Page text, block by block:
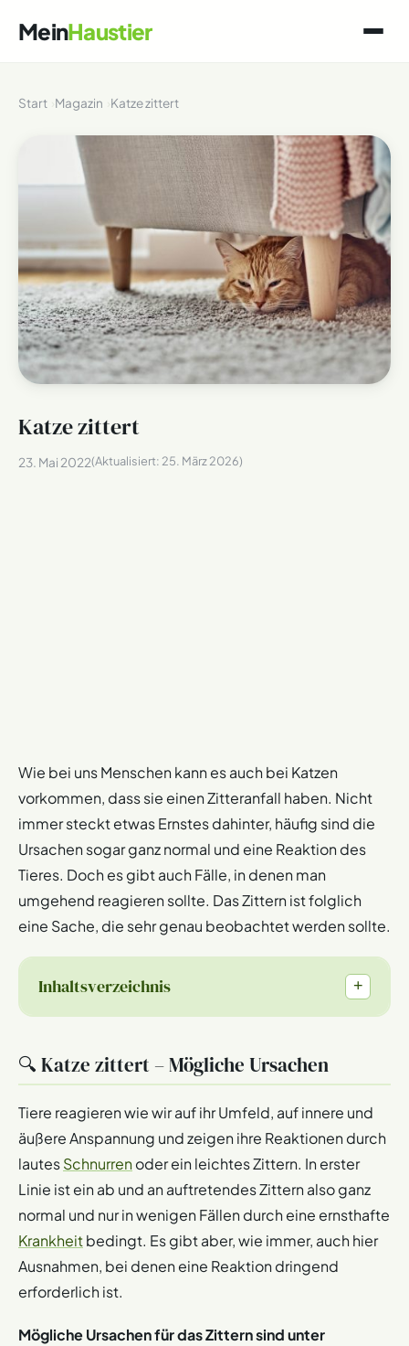
MeinHaustier
Start Magazin Katze zittert
Katze zittert
23. Mai 2022(Aktualisiert: 25. März 2026)
Wie bei uns Menschen kann es auch bei Katzen
vorkommen, dass sie einen Zitteranfall haben. Nicht
immer steckt etwas Ernstes dahinter, häufig sind die
Ursachen sogar ganz normal und eine Reaktion des
Tieres. Doch es gibt auch Fälle, in denen man
umgehend reagieren sollte. Das Zittern ist folglich
eine Sache, die sehr genau beobachtet werden sollte.
Inhaltsverzeichnis +
🔍 Katze zittert – Mögliche Ursachen
Tiere reagieren wie wir auf ihr Umfeld, auf innere und
äußere Anspannung und zeigen ihre Reaktionen durch
lautesSchnurrenoder ein leichtes Zittern. In erster
Linie ist ein ab und an auftretendes Zittern also ganz
normal und nur in wenigen Fällen durch eine ernsthafte
Krankheitbedingt. Es gibt aber, wie immer, auch hier
Ausnahmen, bei denen eine Reaktion dringend
erforderlich ist.
Mögliche Ursachen für das Zittern sind unter